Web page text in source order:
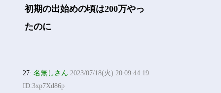
初期の出始めの頃は200万やっ
たのに
27:名無しさん 2023/07/18(火) 20:09:44.19
ID:3xp7Xd86p